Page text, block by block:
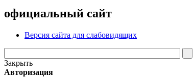
официальный сайт
Версия сайта для слабовидящих
Закрыть
Авторизация